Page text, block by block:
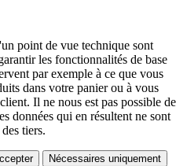
point de vue technique sont
les fonctionnalités de base
par exemple à ce que vous
dans votre panier ou à vous
Il ne nous est pas possible de
données qui en résultent ne sont
tiers.
Nécessaires uniquement